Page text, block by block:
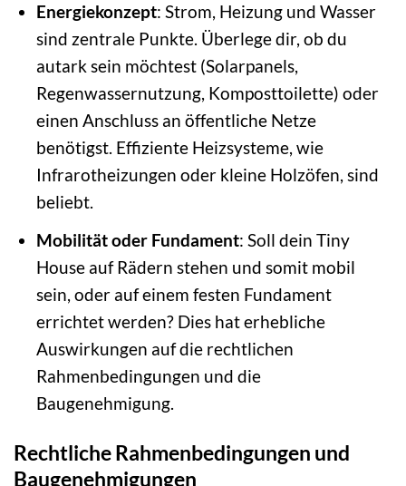
Energiekonzept: Strom, Heizung und Wasser
sind zentrale Punkte. Überlege dir, ob du
autark sein möchtest (Solarpanels,
Regenwassernutzung, Komposttoilette) oder
einen Anschluss an öffentliche Netze
benötigst. Effiziente Heizsysteme, wie
Infrarotheizungen oder kleine Holzöfen, sind
beliebt.
Mobilität oder Fundament: Soll dein Tiny
House auf Rädern stehen und somit mobil
sein, oder auf einem festen Fundament
errichtet werden? Dies hat erhebliche
Auswirkungen auf die rechtlichen
Rahmenbedingungen und die
Baugenehmigung.
Rechtliche Rahmenbedingungen und
Baugenehmigungen